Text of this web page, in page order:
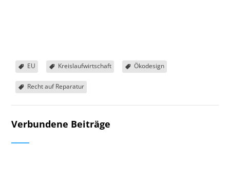
EU Kreislaufwirtschaft Ökodesign
Recht auf Reparatur
Verbundene Beiträge